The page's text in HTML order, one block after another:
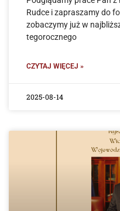
Rudce i zapraszamy do
zobaczymy już w
tegorocznego
CZYTAJ WIĘCEJ »
2025-08-14